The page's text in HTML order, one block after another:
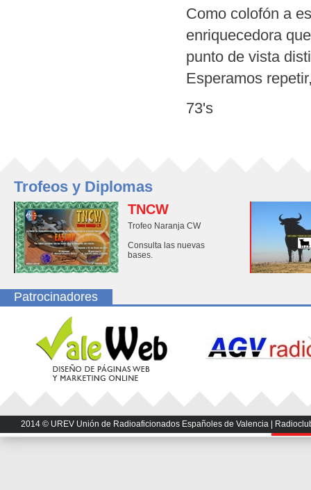
Como colofón a
enriquecedora
punto de vista
Esperamos
73's
Trofeos y Diplomas
TNCW
Trofeo Naranja CW
Consulta las nuevas
bases.
Patrocinadores
2014 © UREV Unión de Radioaficionados Españoles de Valencia |